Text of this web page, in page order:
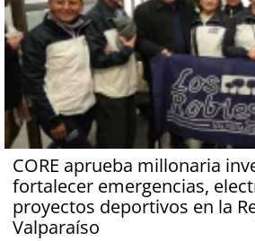
CORE aprueba millonaria
fortalecer emergencias,
proyectos deportivos en la
Valparaíso